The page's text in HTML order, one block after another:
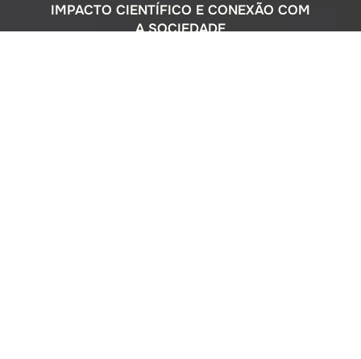
IMPACTO CIENTÍFICO E CONEXÃO COM
A SOCIEDADE